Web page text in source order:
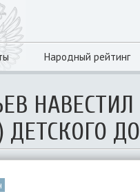
Народный рейтинг
ДЕТСКОГО